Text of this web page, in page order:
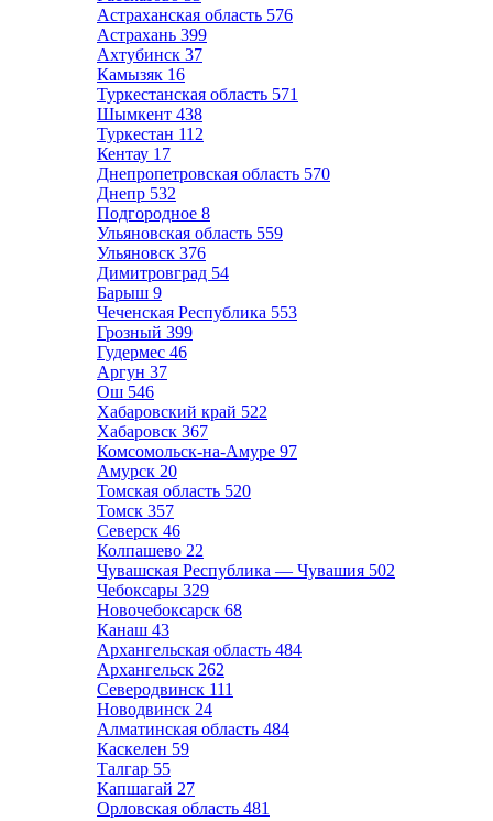
Астраханская область 576
Астрахань 399
Ахтубинск 37
Камызяк 16
Туркестанская область 571
Шымкент 438
Туркестан 112
Кентау 17
Днепропетровская область 570
Днепр 532
Подгородное 8
Ульяновская область 559
Ульяновск 376
Димитровград 54
Барыш 9
Чеченская Республика 553
Грозный 399
Гудермес 46
Аргун 37
Ош 546
Хабаровский край 522
Хабаровск 367
Комсомольск-на-Амуре 97
Амурск 20
Томская область 520
Томск 357
Северск 46
Колпашево 22
Чувашская Республика — Чувашия 502
Чебоксары 329
Новочебоксарск 68
Канаш 43
Архангельская область 484
Архангельск 262
Северодвинск 111
Новодвинск 24
Алматинская область 484
Каскелен 59
Талгар 55
Капшагай 27
Орловская область 481